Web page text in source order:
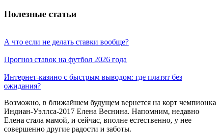
Полезные статьи
А что если не делать ставки вообще?
Прогноз ставок на футбол 2026 года
Интернет-казино с быстрым выводом: где платят без
ожидания?
Возможно, в ближайшем будущем вернется на корт чемпионка
Индиан-Уэллса-2017 Елена Веснина. Напомним, недавно
Елена стала мамой, и сейчас, вполне естественно, у нее
совершенно другие радости и заботы.